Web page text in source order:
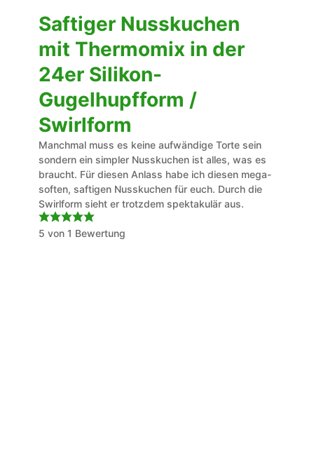
Saftiger Nusskuchen
mit Thermomix in der
24er Silikon-
Gugelhupfform /
Swirlform
Manchmal muss es keine aufwändige Torte sein
sondern ein simpler Nusskuchen ist alles, was es
braucht. Für diesen Anlass habe ich diesen mega-
soften, saftigen Nusskuchen für euch. Durch die
Swirlform sieht er trotzdem spektakulär aus.
5 von 1 Bewertung